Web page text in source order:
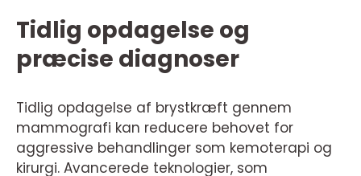
Tidlig opdagelse og
præcise diagnoser
Tidlig opdagelse af brystkræft gennem
mammografi kan reducere behovet for
aggressive behandlinger som kemoterapi og
kirurgi. Avancerede teknologier, som